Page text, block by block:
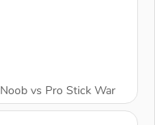
Noob vs Pro Stick War